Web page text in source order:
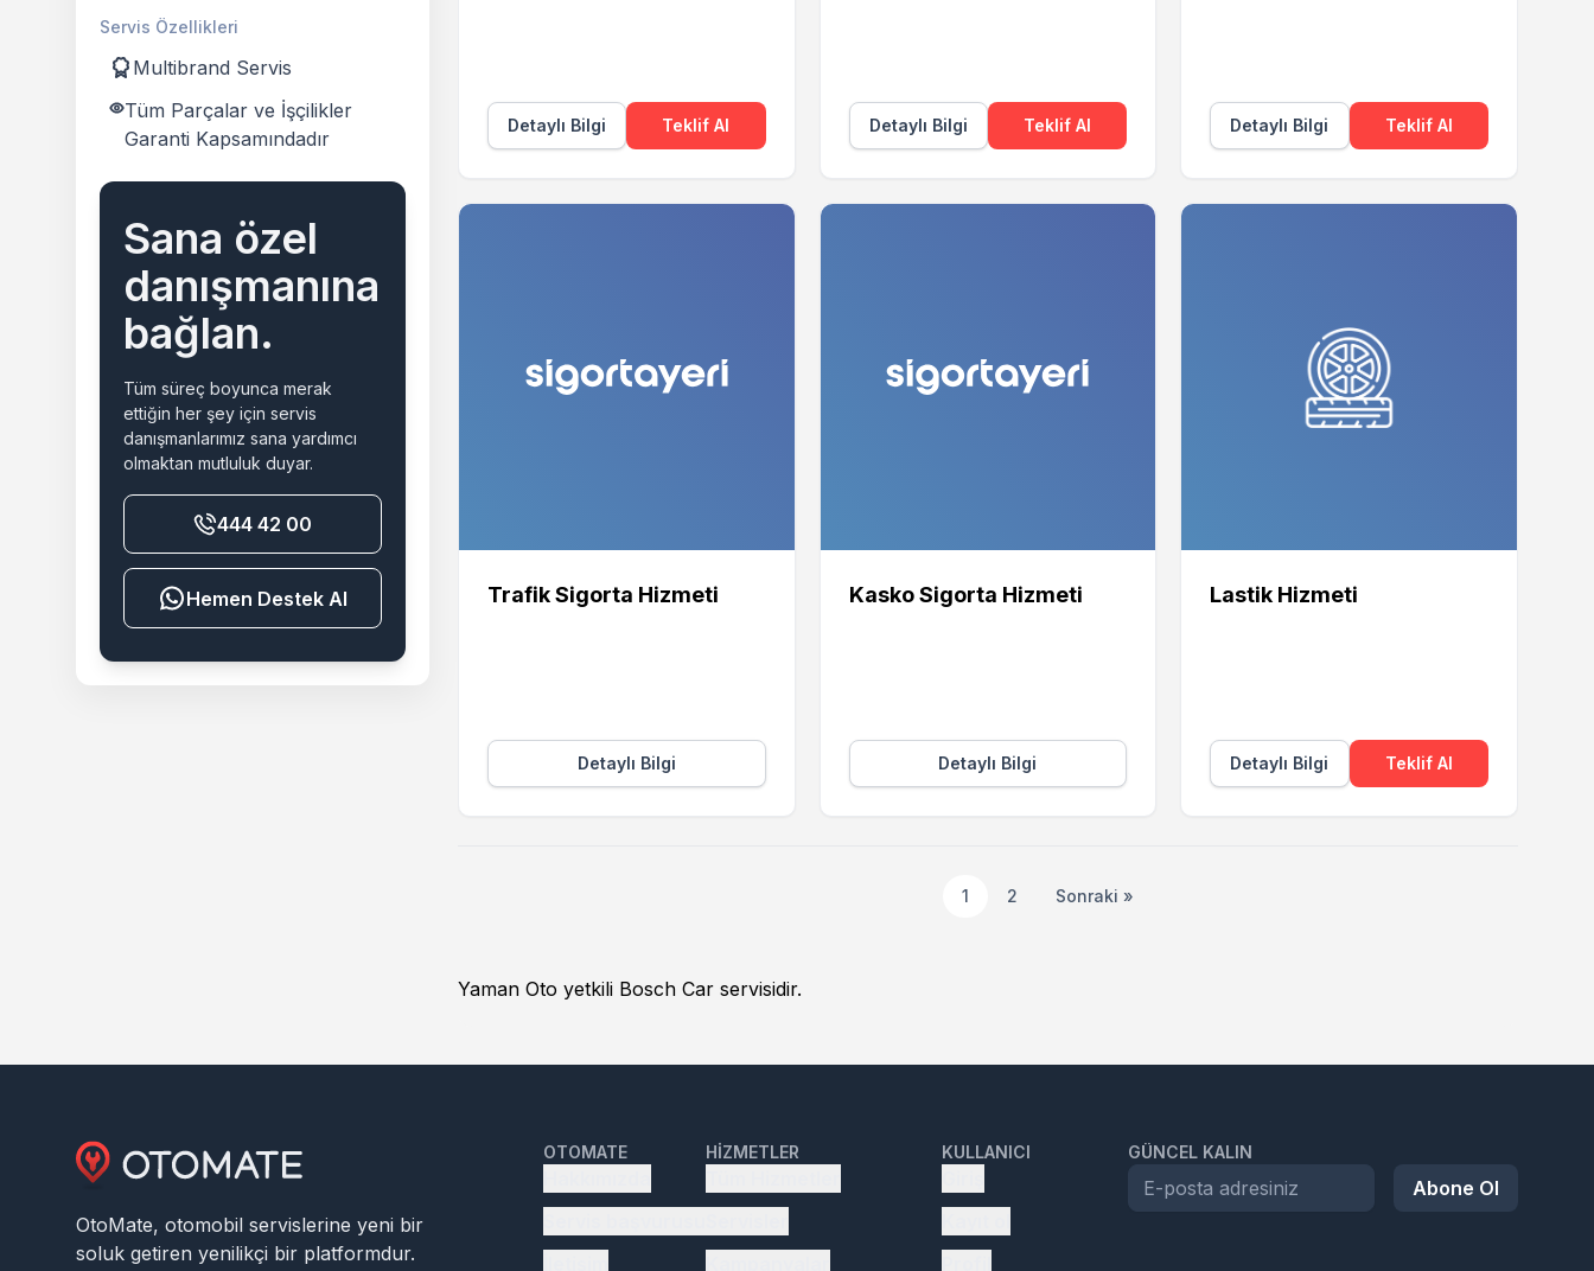
Servis Özellikleri
Multibrand Servis
Tüm Parçalar ve İşçilikler
Garanti Kapsamındadır
Sana özel
danışmanına
bağlan.
Tüm süreç boyunca merak
ettiğin her şey için servis
danışmanlarımız sana yardımcı
olmaktan mutluluk duyar.
444 42 00
Destek Al
Detaylı Bilgi Teklif Al Detaylı Bilgi Teklif Al Detaylı Bilgi Teklif Al
Trafik Sigorta Hizmeti
Detaylı Bilgi
Kasko Sigorta Hizmeti
Detaylı Bilgi
Lastik Hizmeti
Detaylı Bilgi Teklif Al
1 2 Sonraki »
Yaman Oto yetkili Bosch Car servisidir.
OtoMate, otomobil servislerine yeni bir
soluk getiren yenilikçi bir platformdur.
OTOMATE HIZMETLER KULLANICI GÜNCEL KALIN
Abone Ol